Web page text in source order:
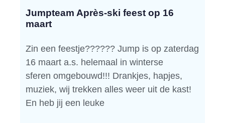
Jumpteam Après-ski feest op 16
maart
Zin een feestje?????? Jump is op zaterdag
16 maart a.s. helemaal in winterse
sferen omgebouwd!!! Drankjes, hapjes,
muziek, wij trekken alles weer uit de kast!
En heb jij een leuke